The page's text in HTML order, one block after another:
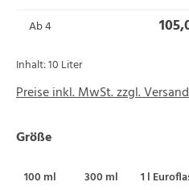
Ab4
Inhalt:10 Liter
Preise inkl. MwSt. zzgl.
Größe
100 ml 300 ml 1 l